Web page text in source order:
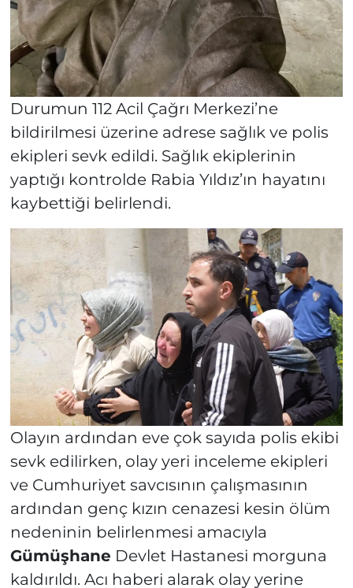
Durumun 112 Acil Çağrı Merkezi’ne
bildirilmesi üzerine adrese sağlık ve polis
ekipleri sevk edildi. Sağlık ekiplerinin
yaptığı kontrolde Rabia Yıldız’ın hayatını
kaybettiği belirlendi.
Olayın ardından eve çok sayıda polis ekibi
sevk edilirken, olay yeri inceleme ekipleri
ve Cumhuriyet savcısının çalışmasının
ardından genç kızın cenazesi kesin ölüm
nedeninin belirlenmesi amacıyla
Gümüşhane Devlet Hastanesi morguna
kaldırıldı. Acı haberi alarak olay yerine